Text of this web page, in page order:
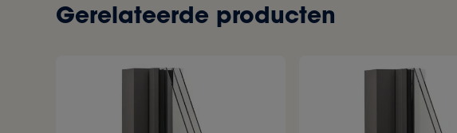
Gerelateerde producten